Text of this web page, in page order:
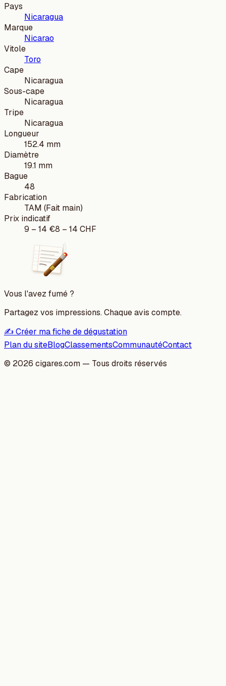
Pays
Nicaragua
Marque
Nicarao
Vitole
Toro
Cape
Nicaragua
Sous-cape
Nicaragua
Tripe
Nicaragua
Longueur
152.4 mm
Diamètre
19.1 mm
Bague
48
Fabrication
TAM (Fait main)
Prix indicatif
9 – 14 €8 – 14 CHF
Vous l'avez fumé ?
Partagez vos impressions. Chaque avis compte.
✍️ Créer ma fiche de dégustation
Plan du siteBlogClassementsCommunautéContact
© 2026 cigares.com — Tous droits réservés